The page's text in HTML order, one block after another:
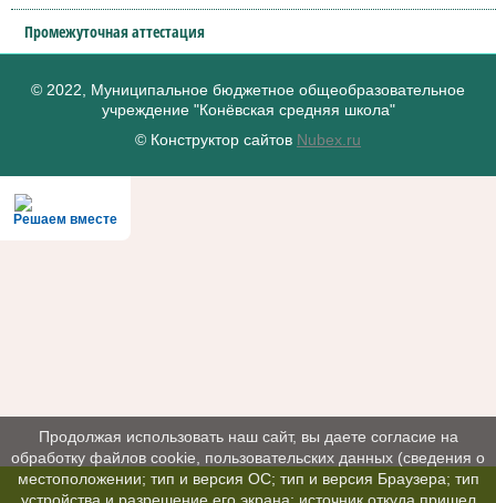
Промежуточная аттестация
© 2022, Муниципальное бюджетное общеобразовательное
учреждение "Конёвская средняя школа"
© Конструктор сайтов Nubex.ru
Решаем вместе
Продолжая использовать наш сайт, вы даете согласие на
обработку файлов cookie, пользовательских данных (сведения о
местоположении; тип и версия ОС; тип и версия Браузера; тип